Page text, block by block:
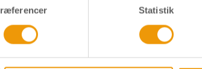
Statistik